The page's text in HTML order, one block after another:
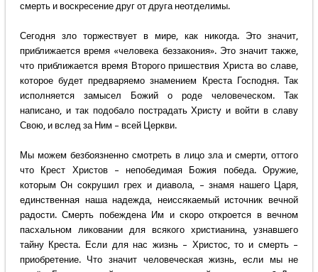
смерть и воскресение друг от друга неотделимы.
Сегодня зло торжествует в мире, как никогда. Это значит,
приближается время «человека беззакония». Это значит также,
что приближается время Второго пришествия Христа во славе,
которое будет предваряемо знамением Креста Господня. Так
исполняется замысел Божий о роде человеческом. Так
написано, и так подобало пострадать Христу и войти в славу
Свою, и вслед за Ним – всей Церкви.
Мы можем безбоязненно смотреть в лицо зла и смерти, оттого
что Крест Христов – непобедимая Божия победа. Оружие,
которым Он сокрушил грех и диавола, – знамя нашего Царя,
единственная наша надежда, неиссякаемый источник вечной
радости. Смерть побеждена Им и скоро откроется в вечном
пасхальном ликовании для всякого христианина, узнавшего
тайну Креста. Если для нас жизнь – Христос, то и смерть –
приобретение. Что значит человеческая жизнь, если мы не